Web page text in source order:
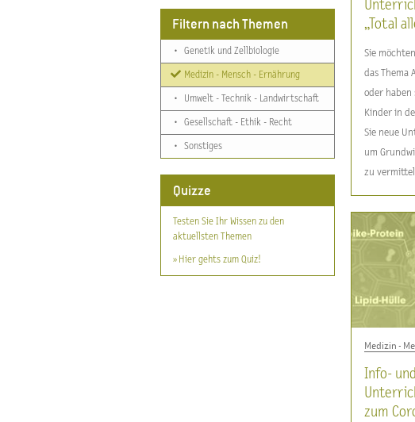
Filtern nach Themen
• Genetik und Zellbiologie
Medizin - Mensch - Ernährung
• Umwelt - Technik - Landwirtschaft
• Gesellschaft - Ethik - Recht
• Sonstiges
Quizze
Testen Sie Ihr Wissen zu den
aktuellsten Themen
» Hier gehts zum Quiz!
„Total
Sie
das Thema
oder haben
Kinder in
Sie neue
um
zu
Medizin -
Info- und
zum